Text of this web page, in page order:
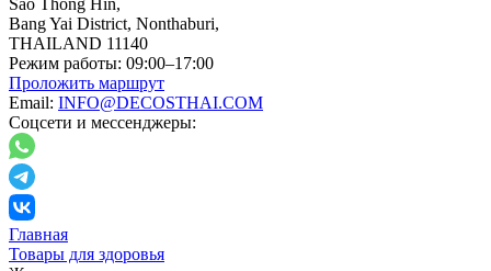
Sao Thong Hin,
Bang Yai District, Nonthaburi,
THAILAND 11140
Режим работы: 09:00–17:00
Проложить маршрут
Email: INFO@DECOSTHAI.COM
Соцсети и мессенджеры:
Главная
Товары для здоровья